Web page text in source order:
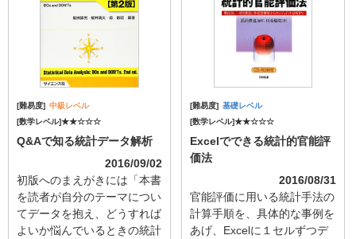
[難易度] 中級レベル
[数学レベル]★★☆☆☆
Q&Aで知る統計データ解析
2016/09/02
初版へのまえがきには「本書
を読者が自分のテーマについ
てデータを抱え、どうすれば
よいか悩んでいるときの統計
[難易度] 基礎レベル
[数学レベル]★★☆☆☆
Excelでできる統計的官能評
価法
2016/08/31
官能評価に用いる統計手法の
計算手順を、具体的な事例を
あげ、Excelに１セルずつデ